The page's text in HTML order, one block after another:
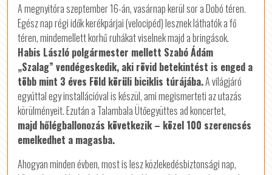
A megnyitóra szeptember 16-án, vasárnap kerül sor a Dobó téren.
Egész nap régi idők kerékpárjai (velocipéd) lesznek láthatók a fő
téren, mindemellett korhű ruhákat viselnek majd a bringások.
Habis László polgármester mellett Szabó Ádám
„Szalag” vendégeskedik, aki rövid betekintést is enged a
több mint 3 éves Föld körüli biciklis túrájába.A világjáró
egyúttal egy installációval is készül, ami megismerteti az utazás
körülményeit. Ezután a Talambala Ütőegyüttes ad koncertet,
majd hőlégballonozás következik – közel 100 szerencsés
emelkedhet a magasba.
Ahogyan minden évben, most is lesz közlekedésbiztonsági nap,